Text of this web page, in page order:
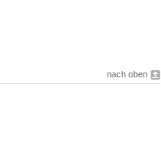
nach oben